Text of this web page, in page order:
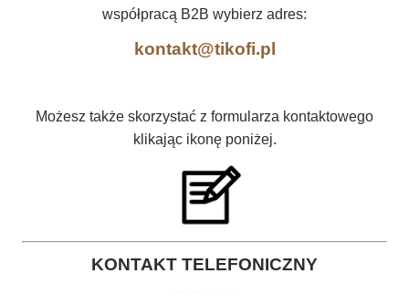
współpracą B2B wybierz adres:
kontakt@tikofi.pl
Możesz także skorzystać z formularza kontaktowego
klikając ikonę poniżej.
KONTAKT TELEFONICZNY